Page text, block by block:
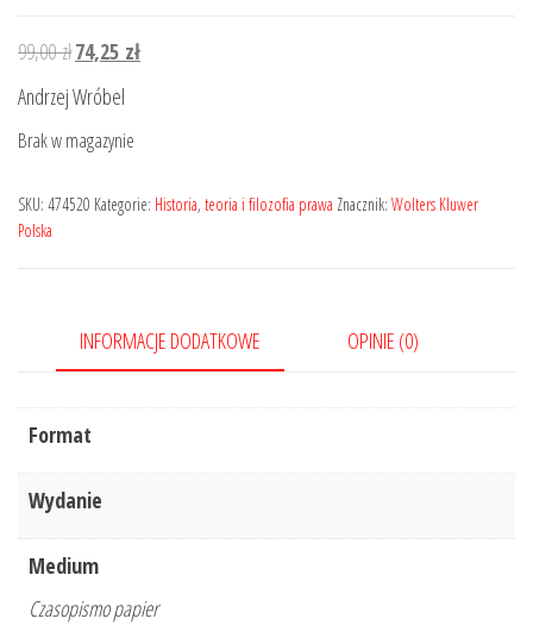
99,00złPierwotna
cena
99,00 zł.
74,25 złAktualna
Andrzej Wróbel
Brak w magazynie
SKU: 474520 Kategorie: Historia, teoria i filozofia prawa Znacznik: Wolters Kluwer
Polska
INFORMACJE DODATKOWE OPINIE (0)
Format
Wydanie
Medium
Czasopismo papier